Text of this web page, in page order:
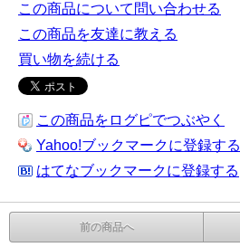
この商品について問い合わせる
この商品を友達に教える
買い物を続ける
この商品をログピでつぶやく
Yahoo!ブックマークに登録する
はてなブックマークに登録する
前の商品へ